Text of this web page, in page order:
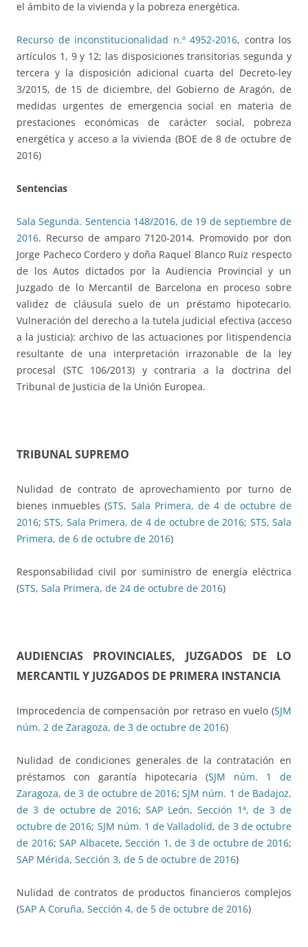
el ámbito de la vivienda y la pobreza energética.
Recurso de inconstitucionalidad n.º 4952-2016, contra los
artículos 1, 9 y 12; las disposiciones transitorias segunda y
tercera y la disposición adicional cuarta del Decreto-ley
3/2015, de 15 de diciembre, del Gobierno de Aragón, de
medidas urgentes de emergencia social en materia de
prestaciones económicas de carácter social, pobreza
energética y acceso a la vivienda (BOE de 8 de octubre de
2016)
Sentencias
Sala Segunda. Sentencia 148/2016, de 19 de septiembre de
2016. Recurso de amparo 7120-2014. Promovido por don
Jorge Pacheco Cordero y doña Raquel Blanco Ruiz respecto
de los Autos dictados por la Audiencia Provincial y un
Juzgado de lo Mercantil de Barcelona en proceso sobre
validez de cláusula suelo de un préstamo hipotecario.
Vulneración del derecho a la tutela judicial efectiva (acceso
a la justicia): archivo de las actuaciones por litispendencia
resultante de una interpretación irrazonable de la ley
procesal (STC 106/2013) y contraria a la doctrina del
Tribunal de Justicia de la Unión Europea.
TRIBUNAL SUPREMO
Nulidad de contrato de aprovechamiento por turno de
bienes inmuebles (STS, Sala Primera, de 4 de octubre de
2016;STS, Sala Primera, de 4 de octubre de 2016; STS, Sala
Primera, de 6 de octubre de 2016)
Responsabilidad civil por suministro de energía eléctrica
(STS, Sala Primera, de 24 de octubre de 2016)
AUDIENCIAS PROVINCIALES, JUZGADOS DE LO
MERCANTIL Y JUZGADOS DE PRIMERA INSTANCIA
Improcedencia de compensación por retraso en vuelo (SJM
núm. 2 de Zaragoza, de 3 de octubre de 2016)
Nulidad de condiciones generales de la contratación en
préstamos con garantía hipotecaria (SJM núm. 1 de
Zaragoza, de 3 de octubre de 2016;SJM núm. 1 de Badajoz,
de 3 de octubre de 2016;SAP León, Sección 1ª, de 3 de
octubre de 2016; SJM núm. 1 de Valladolid, de 3 de octubre
de 2016;SAP Albacete, Sección 1, de 3 de octubre de 2016;
SAP Mérida, Sección 3, de 5 de octubre de 2016)
Nulidad de contratos de productos financieros complejos
(SAP A Coruña, Sección 4, de 5 de octubre de 2016)